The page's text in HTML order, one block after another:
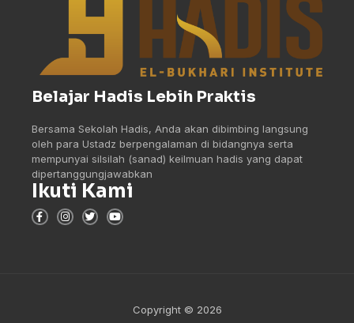
Belajar Hadis Lebih Praktis
Bersama Sekolah Hadis, Anda akan dibimbing langsung
oleh para Ustadz berpengalaman di bidangnya serta
mempunyai silsilah (sanad) keilmuan hadis yang dapat
dipertanggungjawabkan
Ikuti Kami
Copyright © 2026